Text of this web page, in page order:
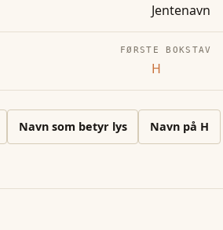
Jentenavn
FØRSTE BOKSTAV
H
Navn som betyr lys Navn på H